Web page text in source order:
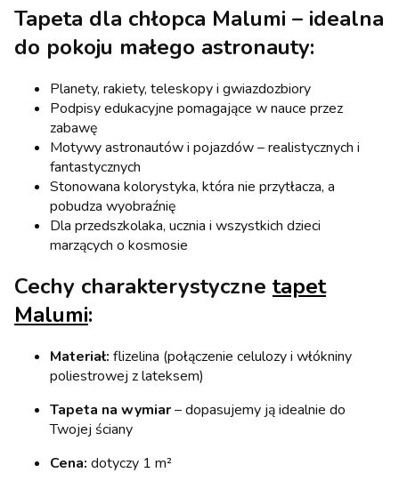
Tapeta dla chłopca Malumi – idealna
do pokoju małego astronauty:
Planety, rakiety, teleskopy i gwiazdozbiory
Podpisy edukacyjne pomagające w nauce przez
zabawę
Motywy astronautów i pojazdów – realistycznych i
fantastycznych
Stonowana kolorystyka, która nie przytłacza, a
pobudza wyobraźnię
Dla przedszkolaka, ucznia i wszystkich dzieci
marzących o kosmosie
Cechy charakterystyczne tapet
Malumi:
Materiał: flizelina (połączenie celulozy i włókniny
poliestrowej z lateksem)
Tapeta na wymiar– dopasujemy ją idealnie do
Twojej ściany
Cena: dotyczy 1 m²